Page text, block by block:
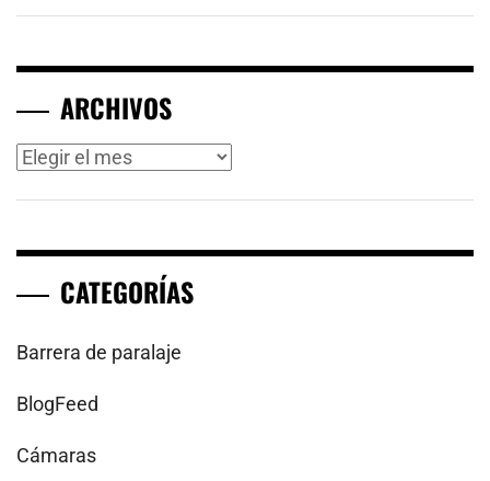
ARCHIVOS
Archivos
CATEGORÍAS
Barrera de paralaje
BlogFeed
Cámaras